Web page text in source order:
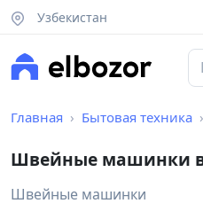
Узбекистан
Главная Бытовая техника
Швейные машинки
Швейные машинки